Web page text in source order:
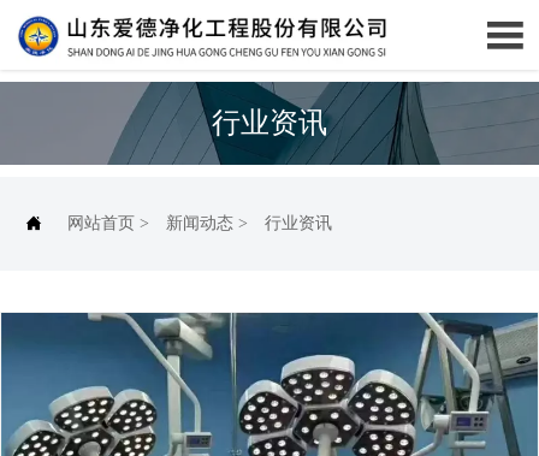

行业资讯
 网站首页 > 新闻动态 > 行业资讯